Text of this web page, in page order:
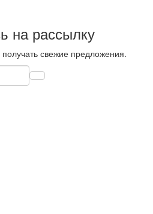
на рассылку
свежие предложения.